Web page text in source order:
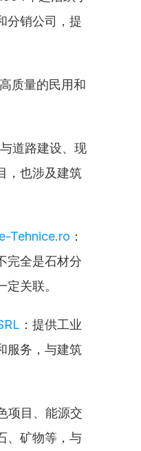
分销公司，提
质量的民用和
与道路建设、现
，也涉及建筑
Tehnice.ro ：
完全是石材分
关联。
：提供工业
服务，与建筑
项目、能源交
、矿物等，与